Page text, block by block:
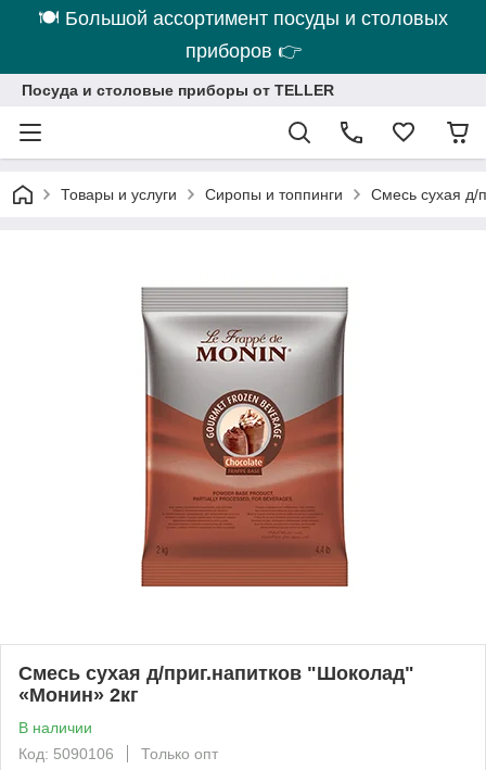
🍽 Большой ассортимент посуды и столовых
приборов 👉
Посуда и столовые приборы от TELLER
Товары и услуги Сиропы и топпинги Смесь сухая д/
Смесь сухая д/приг.напитков "Шоколад"
«Монин» 2кг
В наличии
Код: 5090106
Только опт